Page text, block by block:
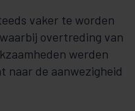
vaker te worden
waarbij overtreding van
werden
naar de aanwezigheid